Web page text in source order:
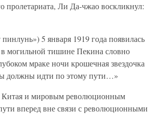
пролетариата, Ли Да-чжао воскликнул:
5 января 1919 года появилась
могильной тишине Пекина словно
мраке ночи крошечная звездочка
должны идти по этому пути…»
Китая и мировым революционным
вперед вне связи с революционными